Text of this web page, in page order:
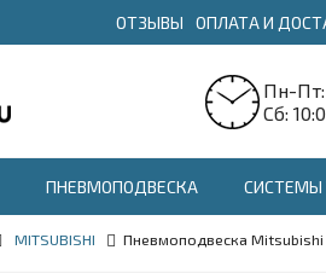
ОТЗЫВЫ ОПЛАТА И
Пн-Пт:
Сб:
ПНЕВМОПОДВЕСКА СИСТЕМЫ
MITSUBISHI Пневмоподвеска